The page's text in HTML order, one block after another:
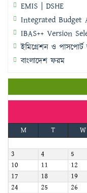
EMIS | DSHE
Integrated Budget
IBAS++ Version
ইমিগ্রেশন ও পাসপোর্ট
বাংলাদেশ ফরম
M
T W
3
4 5
10
11 12
17
18 19
24
25 26